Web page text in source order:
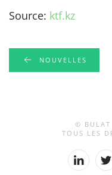
Source: ktf.kz
NOUVELLES
© BULAT
TOUS LES